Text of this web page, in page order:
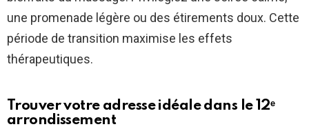
une promenade légère ou des étirements doux. Cette
période de transition maximise les effets
thérapeutiques.
Trouver votre adresse idéale dans le 12ᵉ
arrondissement